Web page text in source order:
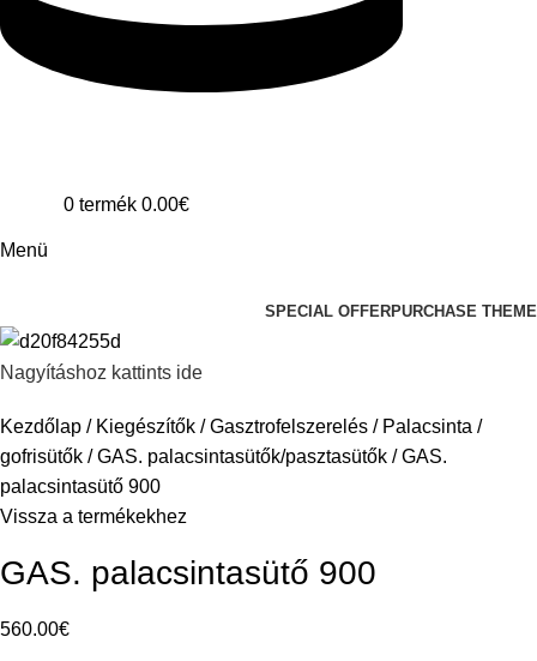
0 termék 0.00€
Menü
SPECIAL OFFERPURCHASE THEME
Nagyításhoz kattints ide
Kezdőlap Kiegészítők Gasztrofelszerelés
Palacsinta /
gofrisütők
GAS. palacsintasütők/pasztasütők
GAS.
palacsintasütő 900
Vissza a termékekhez
GAS. palacsintasütő 900
560.00€